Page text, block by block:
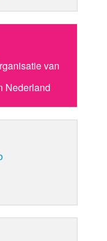
van
Nederland